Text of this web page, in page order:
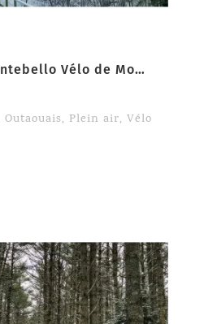
Fatbike chez Montebello Vélo de Montagne
Outaouais, Plein air, Vélo